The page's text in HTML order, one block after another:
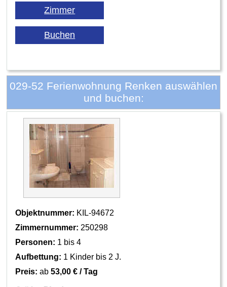
029-52 Ferienwohnung Renken auswählen
und buchen:
Objektnummer: KIL-94672
Zimmernummer: 250298
Personen: 1 bis 4
Aufbettung: 1 Kinder bis 2 J.
Preis: ab53,00 € / Tag